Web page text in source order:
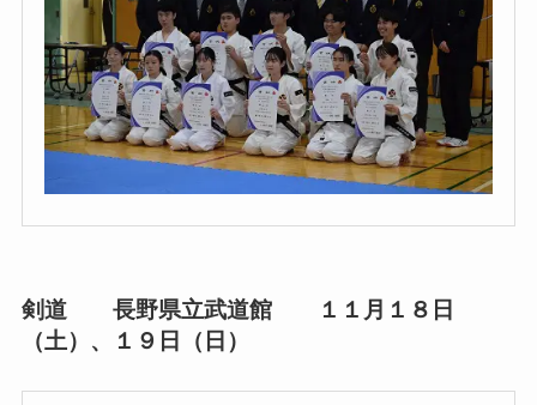
剣道 長野県立武道館 １１月１８日
（土）、１９日（日）